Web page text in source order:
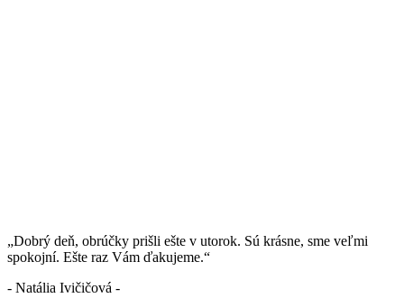
„Dobrý deň, obrúčky prišli ešte v utorok. Sú krásne, sme veľmi
spokojní. Ešte raz Vám ďakujeme.“
- Natália Ivičičová -